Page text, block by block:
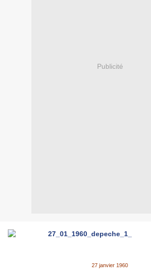
Publicité
27 janvier 1960